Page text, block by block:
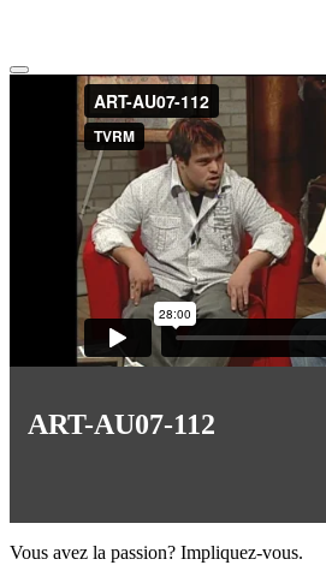
ART-AU07-112
Vous avez la passion? Impliquez-vous.